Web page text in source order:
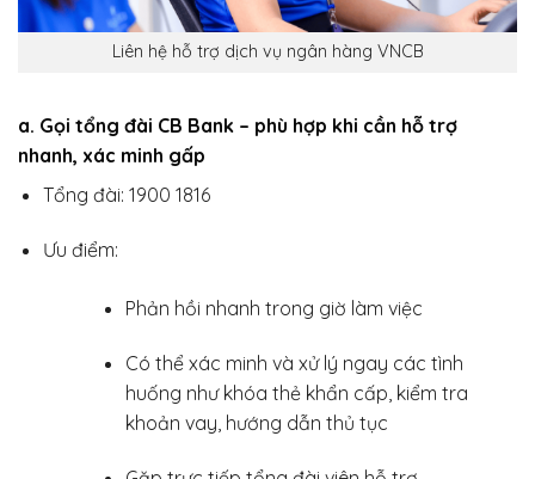
Liên hệ hỗ trợ dịch vụ ngân hàng VNCB
a. Gọi tổng đài CB Bank – phù hợp khi cần hỗ trợ
nhanh, xác minh gấp
Tổng đài: 1900 1816
Ưu điểm:
Phản hồi nhanh trong giờ làm việc
Có thể xác minh và xử lý ngay các tình
huống như khóa thẻ khẩn cấp, kiểm tra
khoản vay, hướng dẫn thủ tục